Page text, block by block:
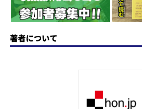
著者について